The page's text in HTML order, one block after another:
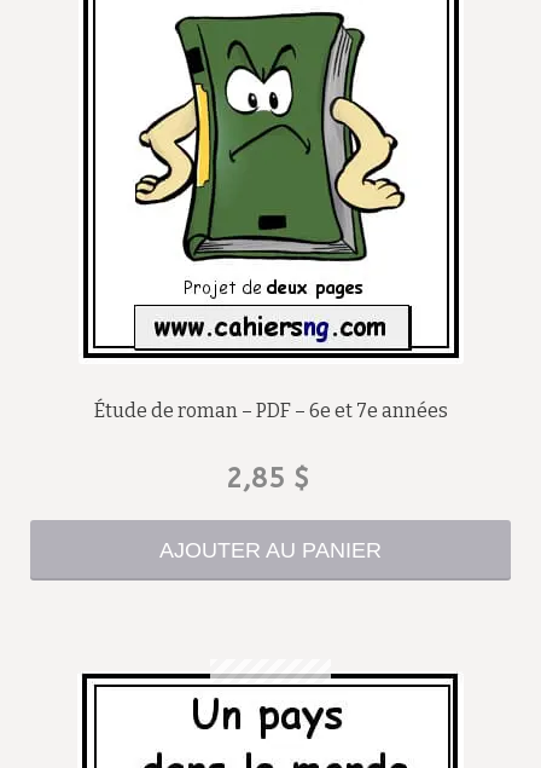
Étude de roman – PDF – 6e et 7e années
2,85 $
AJOUTER AU PANIER